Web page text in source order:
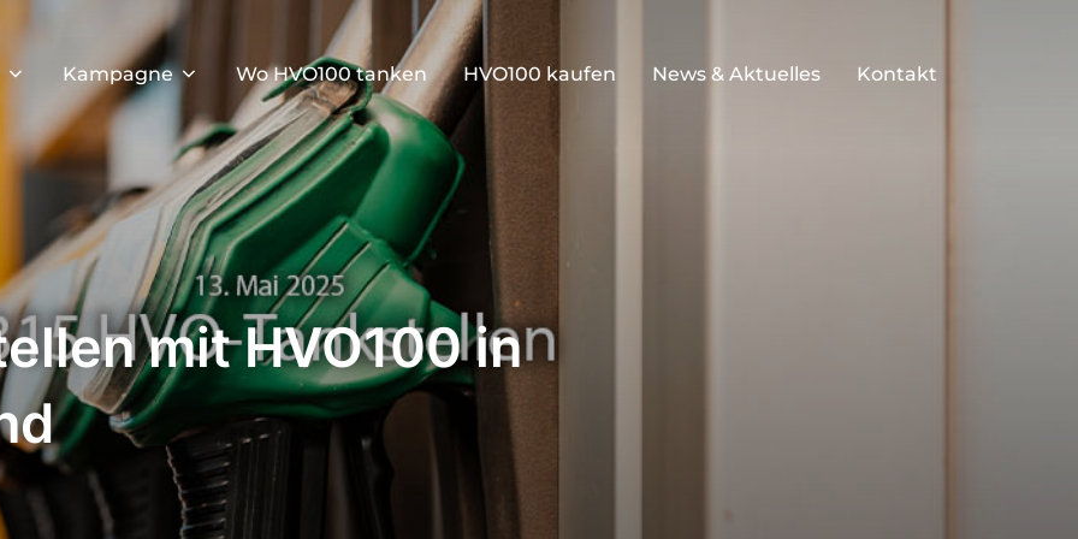
Kampagne Wo HVO100 tanken HVO100 kaufen News & Aktuelles Kontakt
mit HVO100 in